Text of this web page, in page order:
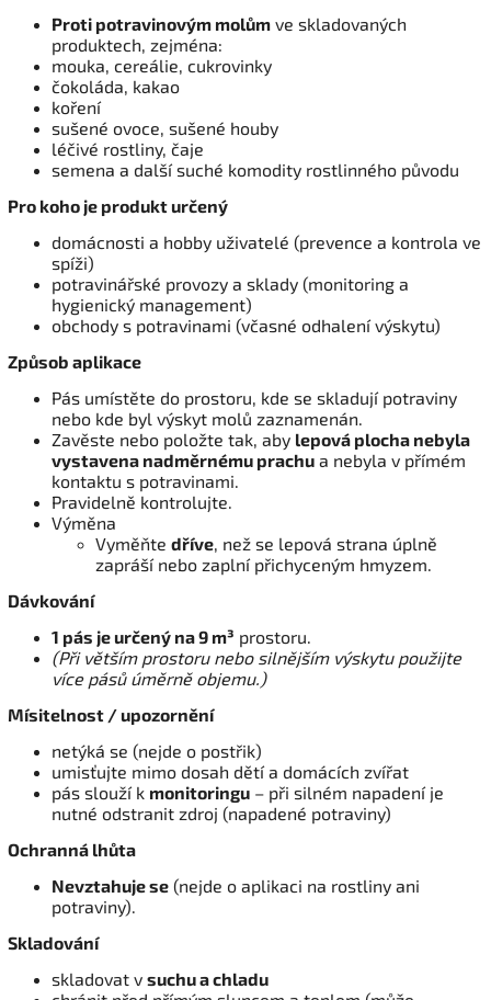
Proti potravinovým molům ve skladovaných
produktech, zejména:
mouka, cereálie, cukrovinky
čokoláda, kakao
koření
sušené ovoce, sušené houby
léčivé rostliny, čaje
semena a další suché komodity rostlinného původu
Pro koho je produkt určený
domácnosti a hobby uživatelé (prevence a kontrola ve
spíži)
potravinářské provozy a sklady (monitoring a
hygienický management)
obchody s potravinami (včasné odhalení výskytu)
Způsob aplikace
Pás umístěte do prostoru, kde se skladují potraviny
nebo kde byl výskyt molů zaznamenán.
Zavěste nebo položte tak, aby lepová plocha nebyla
vystavena nadměrnému prachu a nebyla v přímém
kontaktu s potravinami.
Pravidelně kontrolujte.
Výměna
Vyměňte dříve, než se lepová strana úplně
zapráší nebo zaplní přichyceným hmyzem.
Dávkování
1 pás je určený na 9 m³ prostoru.
(Při větším prostoru nebo silnějším výskytu použijte
více pásů úměrně objemu.)
Mísitelnost / upozornění
netýká se (nejde o postřik)
umisťujte mimo dosah dětí a domácích zvířat
pás slouží k monitoringu – při silném napadení je
nutné odstranit zdroj (napadené potraviny)
Ochranná lhůta
Nevztahuje se (nejde o aplikaci na rostliny ani
potraviny).
Skladování
skladovat v suchu a chladu